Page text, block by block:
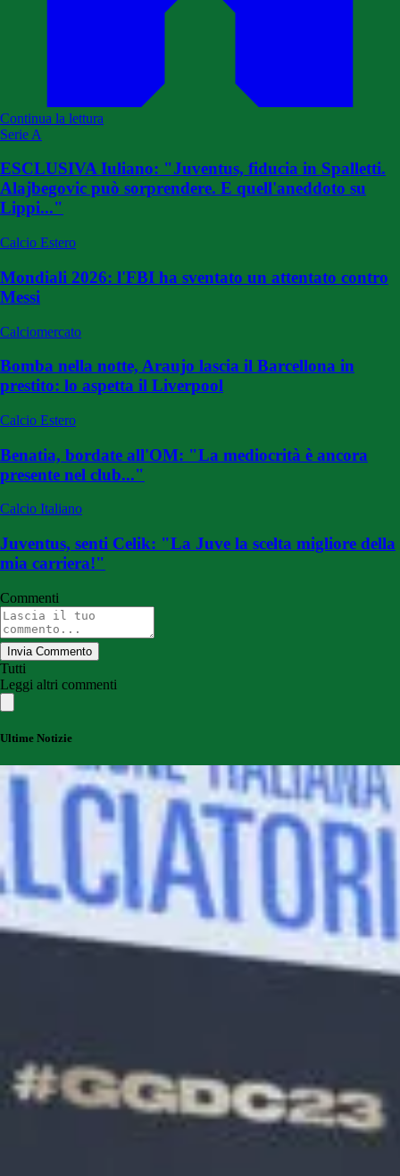
Continua la lettura
Serie A
ESCLUSIVA Iuliano: "Juventus, fiducia in Spalletti.
Alajbegovic può sorprendere. E quell'aneddoto su
Lippi..."
Calcio Estero
Mondiali 2026: l'FBI ha sventato un attentato contro
Messi
Calciomercato
Bomba nella notte, Araujo lascia il Barcellona in
prestito: lo aspetta il Liverpool
Calcio Estero
Benatia, bordate all'OM: "La mediocrità è ancora
presente nel club..."
Calcio Italiano
Juventus, senti Celik: "La Juve la scelta migliore della
mia carriera!"
Commenti
Invia Commento
Tutti
Leggi altri commenti
Ultime Notizie